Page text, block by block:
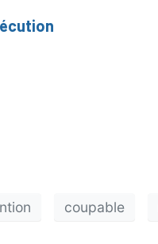
coupable